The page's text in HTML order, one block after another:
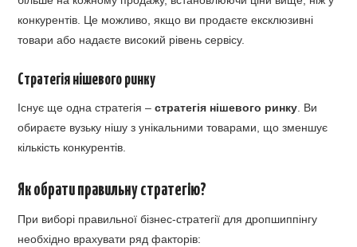
конкурентів. Це можливо, якщо ви продаєте ексклюзивні
товари або надаєте високий рівень сервісу.
Стратегія нішевого ринку
Існує ще одна стратегія –стратегія нішевого ринку . Ви
обираєте вузьку нішу з унікальними товарами, що зменшує
кількість конкурентів.
Як обрати правильну стратегію?
При виборі правильної бізнес-стратегії для дропшиппінгу
необхідно врахувати ряд факторів: